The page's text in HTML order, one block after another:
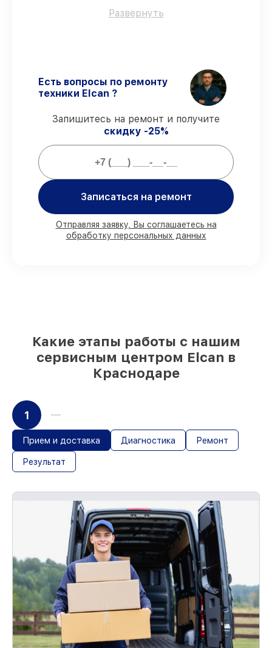
обеспечивает надёжную работу
договоренности.
Поддержка после ремонта – все
гарантийной поддержкой до 3 лет.
Мы гарантируем:
80%
присутствии
деталей Elcan готовы к установке в
Краснодаре, остальные доступны для
срочного заказа
Развернуть
Есть вопросы по ремонту
техники Elcan ?
Запишитесь на ремонт и получите
скидку -25%
Записаться на ремонт
Отправляя заявку, Вы соглашаетесь на
обработку персональных данных
Какие этапы работы с нашим
сервисным центром Elcan в
Краснодаре
1
Прием и доставка Диагностика Ремонт
Результат